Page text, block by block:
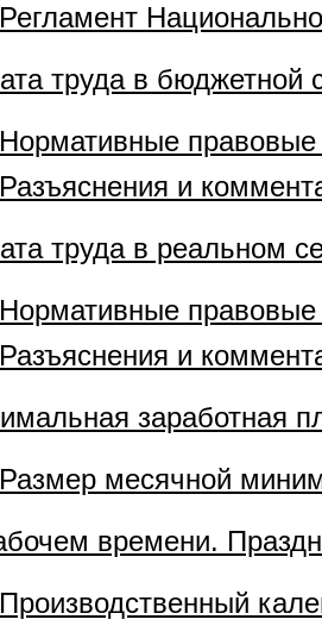
Регламент
труда в бюджетной
Нормативные правовые
Разъяснения и
труда в реальном
Нормативные правовые
Разъяснения и
заработная
Размер месячной
времени.
Производственный